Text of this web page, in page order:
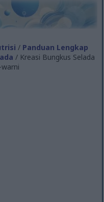
/ Panduan Lengkap
/ Kreasi Bungkus Selada